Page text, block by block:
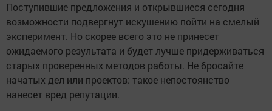
Поступившие предложения и открывшиеся сегодня
возможности подвергнут искушению пойти на смелый
эксперимент. Но скорее всего это не принесет
ожидаемого результата и будет лучше придерживаться
старых проверенных методов работы. Не бросайте
начатых дел или проектов: такое непостоянство
нанесет вред репутации.